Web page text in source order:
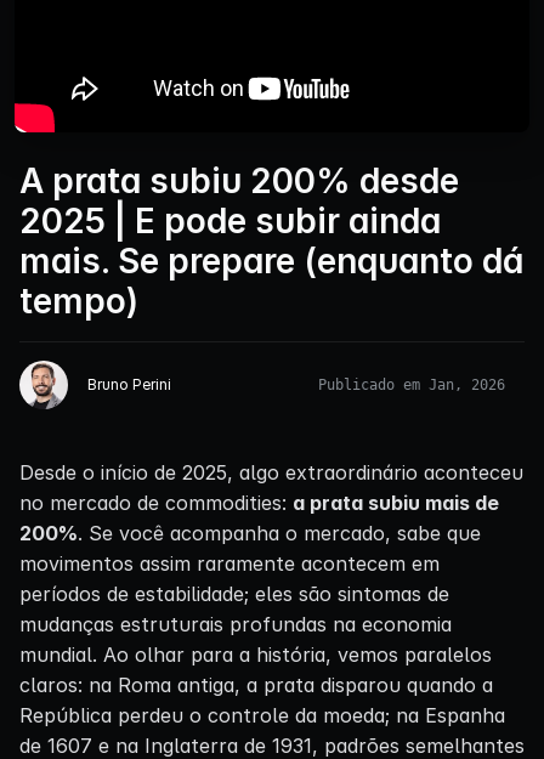
A prata subiu 200% desde
2025 | E pode subir ainda
mais. Se prepare (enquanto dá
tempo)
Bruno Perini Publicado em Jan, 2026
Desde o início de 2025, algo extraordinário aconteceu
no mercado de commodities: a prata subiu mais de
200%. Se você acompanha o mercado, sabe que
movimentos assim raramente acontecem em
períodos de estabilidade; eles são sintomas de
mudanças estruturais profundas na economia
mundial. Ao olhar para a história, vemos paralelos
claros: na Roma antiga, a prata disparou quando a
República perdeu o controle da moeda; na Espanha
de 1607 e na Inglaterra de 1931, padrões semelhantes